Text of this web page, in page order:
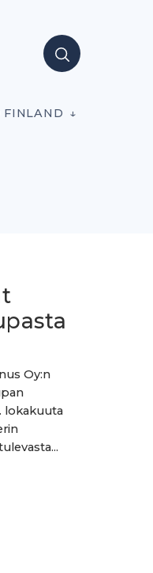
FINLAND
Oy:n
lokakuuta